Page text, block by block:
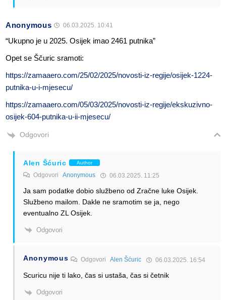
Anonymous 06.03.2025. 10:41
“Ukupno je u 2025. Osijek imao 2461 putnika”
Opet se Ščuric sramoti:
https://zamaaero.com/25/02/2025/novosti-iz-regije/osijek-1224-
putnika-u-i-mjesecu/
https://zamaaero.com/05/03/2025/novosti-iz-regije/ekskuzivno-
osijek-604-putnika-u-ii-mjesecu/
Odgovori
Alen Šćuric Author
Odgovori Anonymous 06.03.2025. 11:25
Ja sam podatke dobio službeno od Zračne luke Osijek.
Službeno mailom. Dakle ne sramotim se ja, nego
eventualno ZL Osijek.
Odgovori
Anonymous OdgovoriAlen Šćuric 06.03.2025. 16:54
Scuricu nije ti lako, čas si ustaša, čas si četnik
Odgovori